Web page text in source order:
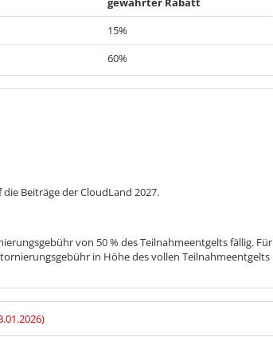
15%
60%
Beiträge der CloudLand 2027.
von 50 % des Teilnahmeentgelts fällig. Für
in Höhe des vollen Teilnahmeentgelts